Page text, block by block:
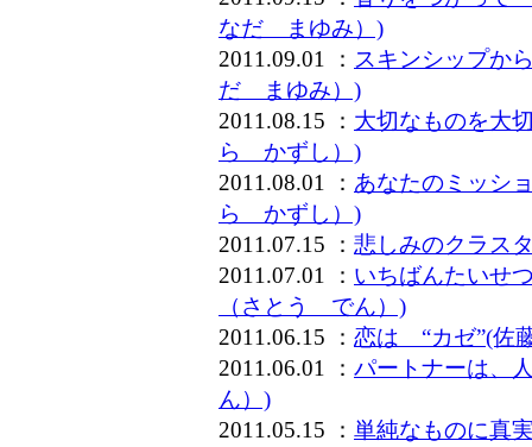
なだ まゆみ）)
2011.09.01 ： スキンシップか
だ まゆみ）)
2011.08.15 ： 大切なものを大
ら かずし）)
2011.08.01 ： あなたのミッシ
ら かずし）)
2011.07.15 ： 悲しみのクラス
2011.07.01 ： いちばんたいせ
（さとう でん）)
2011.06.15 ： 恋は “カゼ”(佐
2011.06.01 ： パートナーは、
ん）)
2011.05.15 ： 単純なものに真